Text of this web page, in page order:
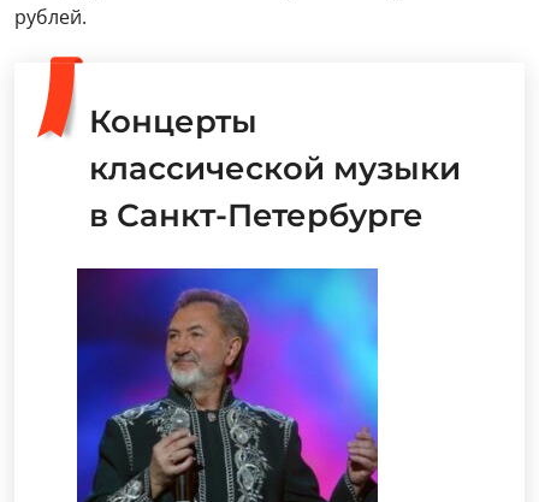
рублей.
Концерты
классической музыки
в Санкт-Петербурге